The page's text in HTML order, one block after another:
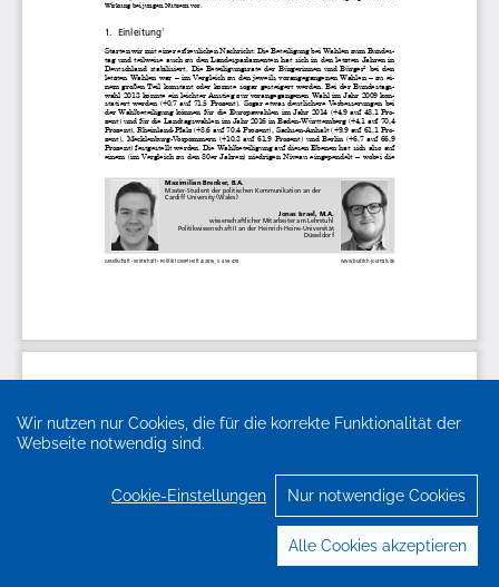
Wir nutzen nur Cookies, die für die korrekte Funktionalität der
Webseite notwendig sind.
Cookie-Einstellungen Nur notwendige Cookies
Alle Cookies akzeptieren